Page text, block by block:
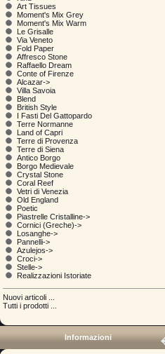
Art Tissues
Moment's Mix Grey
Moment's Mix Warm
Le Grisalle
Via Veneto
Fold Paper
Affresco Stone
Raffaello Dream
Conte of Firenze
Alcazar->
Villa Savoia
Blend
British Style
I Fasti Del Gattopardo
Terre Normanne
Land of Capri
Terre di Provenza
Terre di Siena
Antico Borgo
Borgo Medievale
Crystal Stone
Coral Reef
Vetri di Venezia
Old England
Poetic
Piastrelle Cristalline->
Cornici (Greche)->
Losanghe->
Pannelli->
Azulejos->
Croci->
Stelle->
Realizzazioni Istoriate
Nuovi articoli ...
Tutti i prodotti ...
Informazioni